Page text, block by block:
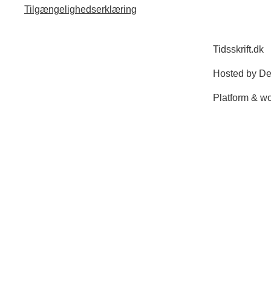
Tilgængelighedserklæring